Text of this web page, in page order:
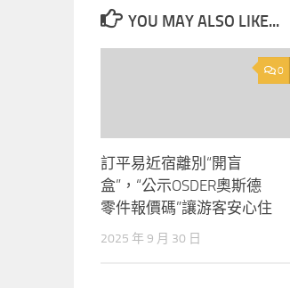
YOU MAY ALSO LIKE...
0
訂平易近宿離別“開盲
盒”，“公示OSDER奧斯德
零件報價碼”讓游客安心住
2025 年 9 月 30 日